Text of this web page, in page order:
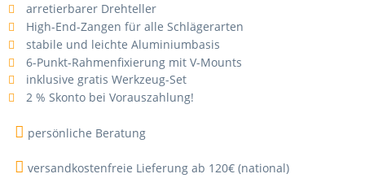
arretierbarer Drehteller
High-End-Zangen für alle Schlägerarten
stabile und leichte Aluminiumbasis
6-Punkt-Rahmenfixierung mit V-Mounts
inklusive gratis Werkzeug-Set
2 % Skonto bei Vorauszahlung!
persönliche Beratung
versandkostenfreie Lieferung ab 120€ (national)